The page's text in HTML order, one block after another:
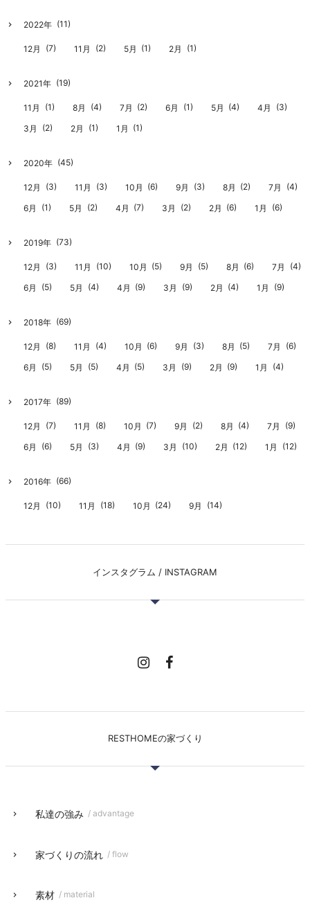
2022年 (11)
12月 (7) 11月 (2) 5月 (1) 2月 (1)
2021年 (19)
11月 (1) 8月 (4) 7月 (2) 6月 (1) 5月 (4) 4月 (3)
3月 (2) 2月 (1) 1月 (1)
2020年 (45)
12月 (3) 11月 (3) 10月 (6) 9月 (3) 8月 (2) 7月 (4)
6月 (1) 5月 (2) 4月 (7) 3月 (2) 2月 (6) 1月 (6)
2019年 (73)
12月 (3) 11月 (10) 10月 (5) 9月 (5) 8月 (6) 7月 (4)
6月 (5) 5月 (4) 4月 (9) 3月 (9) 2月 (4) 1月 (9)
2018年 (69)
12月 (8) 11月 (4) 10月 (6) 9月 (3) 8月 (5) 7月 (6)
6月 (5) 5月 (5) 4月 (5) 3月 (9) 2月 (9) 1月 (4)
2017年 (89)
12月 (7) 11月 (8) 10月 (7) 9月 (2) 8月 (4) 7月 (9)
6月 (6) 5月 (3) 4月 (9) 3月 (10) 2月 (12) 1月 (12)
2016年 (66)
12月 (10) 11月 (18) 10月 (24) 9月 (14)
インスタグラム / INSTAGRAM
RESTHOMEの家づくり
私達の強み / advantage
家づくりの流れ / flow
素材 / material